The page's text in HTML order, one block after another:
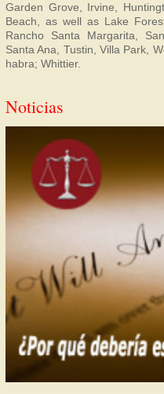
Garden Grove, Irvine,
Beach, as well as Lake
Rancho Santa Margarita,
Santa Ana, Tustin, Villa Park,
habra; Whittier.
Noticias